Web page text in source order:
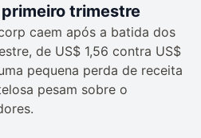
trimestre
caem após a batida dos
de US$ 1,56 contra US$
pequena perda de receita
pesam sobre o